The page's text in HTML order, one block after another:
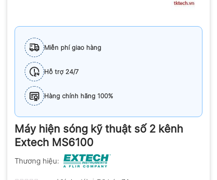
Miễn phí giao hàng
Hỗ trợ 24/7
Hàng chính hãng 100%
Máy hiện sóng kỹ thuật số 2 kênh
Extech MS6100
Thương hiệu: